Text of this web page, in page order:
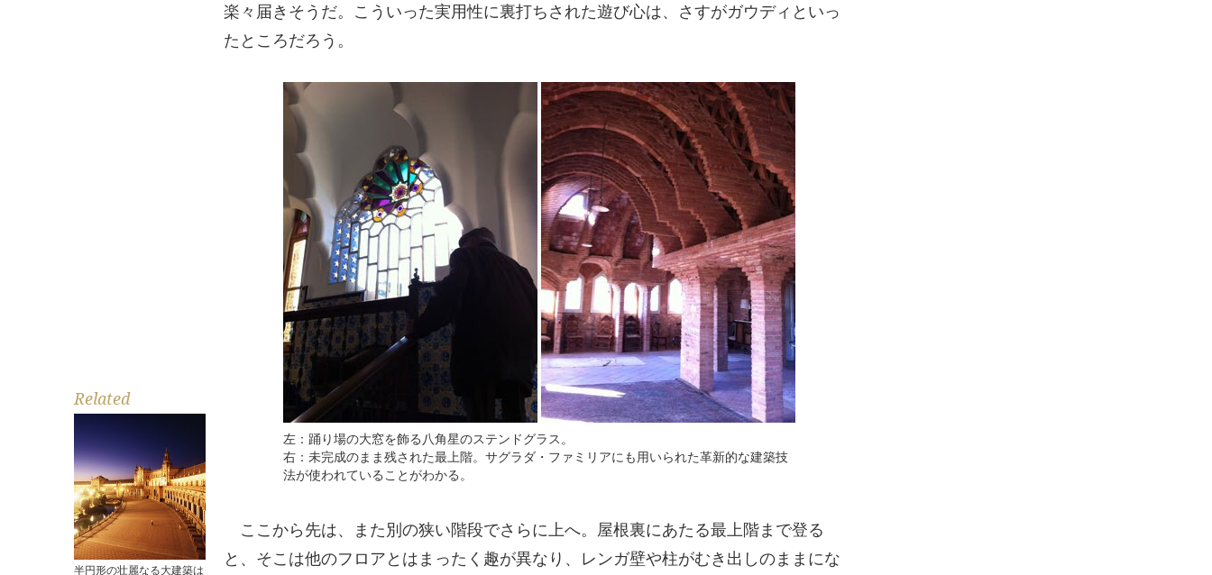
Related
半円形の壮麗なる大建築は
楽々届きそうだ。こういった実用性に裏打ちされた遊び心は、さすがガウディといっ
たところだろう。
左：踊り場の大窓を飾る八角星のステンドグラス。
右：未完成のまま残された最上階。サグラダ・ファミリアにも用いられた革新的な建築技
法が使われていることがわかる。
ここから先は、また別の狭い階段でさらに上へ。屋根裏にあたる最上階まで登る
と、そこは他のフロアとはまったく趣が異なり、レンガ壁や柱がむき出しのままにな